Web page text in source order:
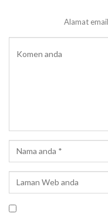
Alamat